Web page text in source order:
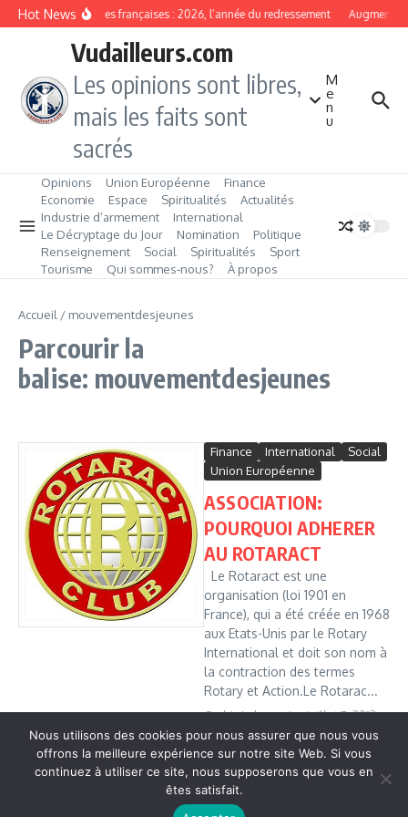
Aller au contenu
Hot NewsBanques françaises : 2026, l’année du redressement
Vudailleurs.com
Les opinions sont libres,
mais les faits sont
sacrés
M
e
n
u
Opinions Union Européenne
Finance
Economie
Espace Spiritualités
Actualités
Industrie d’armement
International
Le Décryptage du Jour
Nomination
Politique
Renseignement
Social Spiritualités
Sport
Tourisme
Qui sommes‑nous? À propos
Accueil / mouvementdesjeunes
Parcourir la
balise: mouvementdesjeunes
Finance International
Social
Union Européenne
ASSOCIATION:
POURQUOI ADHERER
AU ROTARACT
Le Rotaract est une
organisation (loi 1901 en
France), qui a été créée en 1968
aux Etats-Unis par le Rotary
International et doit son nom à
la contraction des termes
Rotary et Action.Le Rotarac...
Cedric Leboussi juillet 7, 2013
Read More
Copyright © 2026 Vudailleurs.com | Réalisé par
Nous utilisons des cookies pour nous assurer que nous vous
offrons la meilleure expérience sur notre site Web. Si vous
continuez à utiliser ce site, nous supposerons que vous en
êtes satisfait.